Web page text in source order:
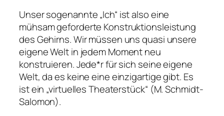
Unser sogenannte „Ich“ ist also eine
mühsam geforderte Konstruktionsleistung
des Gehirns. Wir müssen uns quasi unsere
eigene Welt in jedem Moment neu
konstruieren. Jede*r für sich seine eigene
Welt, da es keine eine einzigartige gibt. Es
ist ein „virtuelles Theaterstück“ (M. Schmidt-
Salomon).